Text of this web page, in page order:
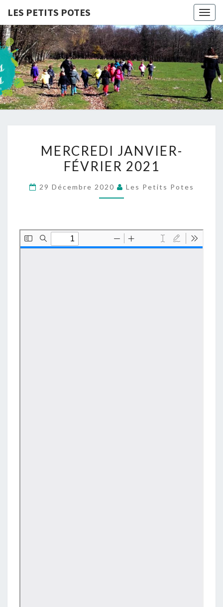
LES PETITS POTES
LES
PETITS
POTES
Association
D'accueil
De Loisirs
JANVIER-
FÉVRIER
MERCREDI JANVIER-
FÉVRIER 2021
29 Décembre 2020 Les Petits Potes